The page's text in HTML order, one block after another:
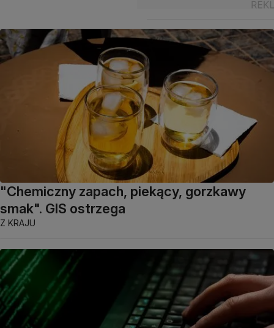
"Chemiczny zapach, piekący, gorzkawy
smak". GIS ostrzega
Z KRAJU